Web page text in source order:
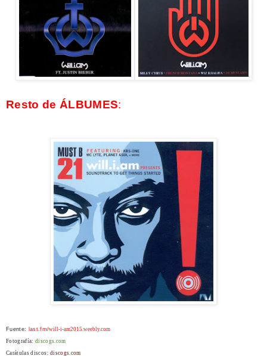
Resto de ÁLBUMES:
Fuente: last.fm/will-i-am2015.weebly.com
Fotografía: discogs.com
Carátulas discos: discogs.com